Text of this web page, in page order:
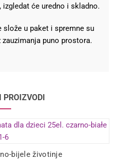
će uredno i skladno.
slože u paket i spremne su
zauzimanja puno prostora.
PROIZVODI
bijele životinje